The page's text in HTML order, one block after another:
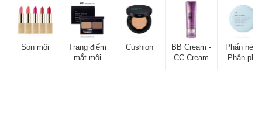
Son môi
Trang điểm
mắt môi
Cushion
BB Cream -
CC Cream
Phấn nén -
Phấn phủ